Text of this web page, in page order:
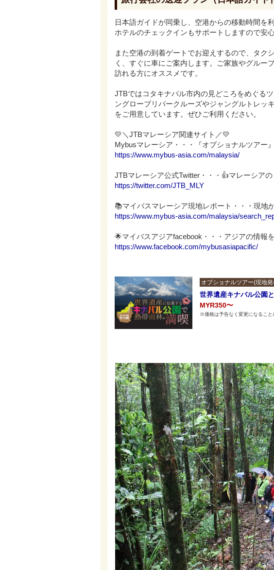
日本語ガイドが同乗し、空港からの移動時間を
ホテルのチェックインもサポートしますので安
また空港の到着ゲートでお迎えするので、タク
く、すぐに車にご案内します。ご家族やグルー
訪れる方にオススメです。
JTBではコタキナバル市内の見どころをめぐる
ングローブリバークルーズやジャングルトレッ
をご用意しています。ぜひご利用ください。
💛＼JTBマレーシア関連サイト／💛
Mybusマレーシア・・・『オプショナルツアー
https://www.mybus-asia.com/malaysia/
JTBマレーシア公式Twitter・・・👍マレーシア
https://twitter.com/JTB_MLY
📚マイバスマレーシア現地レポート・・・現地
https://www.mybus-asia.com/malaysia/
🌟マイバスアジアfacebook・・・アジアの情報
https://www.facebook.com/mybusasiapacific/
オプショナルツアー(現地発
世界遺産キナバル公園
MYR350〜
※価格は予告なく変更になること